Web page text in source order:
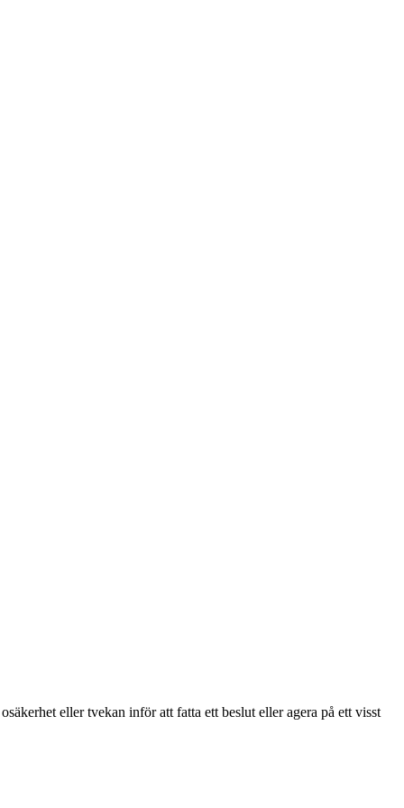
eller tvekan inför att fatta ett beslut eller agera på ett visst